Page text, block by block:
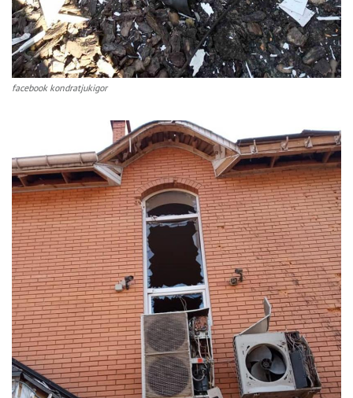
facebook kondratjukigor